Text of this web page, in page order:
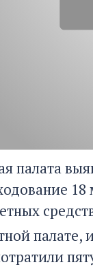
палата
палате,